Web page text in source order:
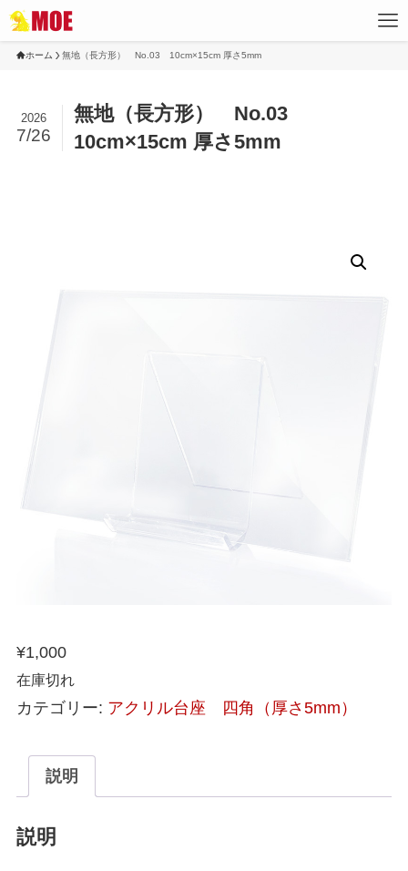
ホーム 無地（長方形） No.03 10cm×15cm 厚さ5mm
無地（長方形） No.03
10cm×15cm 厚さ5mm
2026
7/26
¥1,000
在庫切れ
カテゴリー: アクリル台座 四角（厚さ5mm）
説明
説明